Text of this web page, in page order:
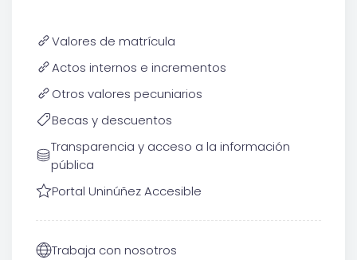
Valores de matrícula
Actos internos e incrementos
Otros valores pecuniarios
Becas y descuentos
Transparencia y acceso a la información
pública
Portal Uninúñez Accesible
Trabaja con nosotros